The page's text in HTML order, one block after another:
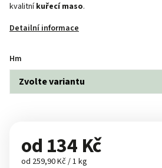
kvalitní kuřecí maso.
Detailní informace
Hm
od 134 Kč
od 259,90 Kč / 1 kg